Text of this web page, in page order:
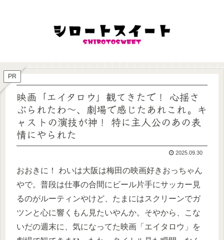
PR
映画「エイタロウ」観てきたで！ 心揺さ
ぶられたわ～、劇場で感じたあれこれ。キ
ャストの演技が神！ 特に主人公のあの表
情にやられた
2025.09.30
おおきに！ わいは大阪は梅田の映画好きおっちゃん
やで。普段は仕事の合間にビール片手にサッカー見
るのがルーティンやけど、たまにはスクリーンでガ
ツンと心に響くもん見たいやんか。そやから、こな
いだの週末に、気になってた映画「エイタロウ」を